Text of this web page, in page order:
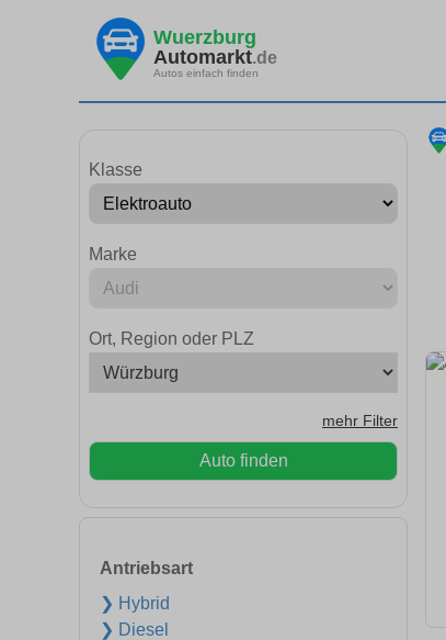
Wuerzburg
Automarkt.de
Autos einfach finden
Klasse
Marke
Ort, Region oder PLZ
mehr Filter
Auto finden
Antriebsart
❯ Hybrid
❯ Diesel